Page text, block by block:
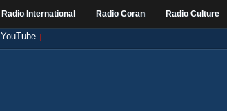
Radio International Radio Coran Radio Culture
YouTube